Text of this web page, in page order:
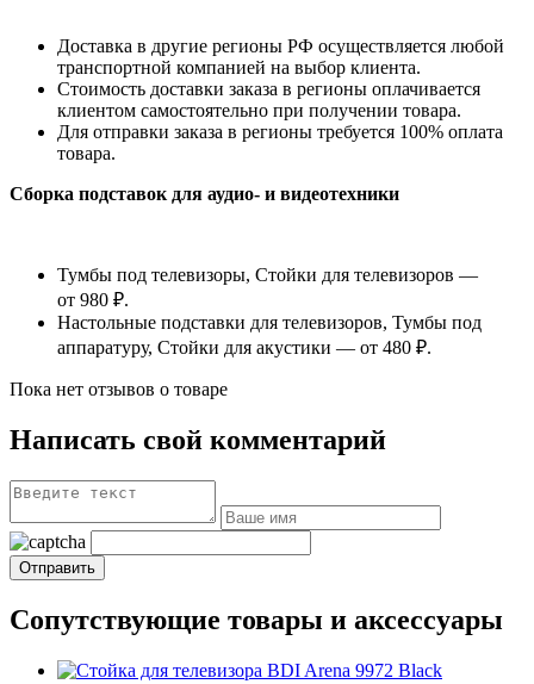
Доставка в другие регионы РФ осуществляется любой
транспортной компанией на выбор клиента.
Стоимость доставки заказа в регионы оплачивается
клиентом самостоятельно при получении товара.
Для отправки заказа в регионы требуется 100% оплата
товара.
Сборка подставок для аудио- и видеотехники
Тумбы под телевизоры, Стойки для телевизоров —
от 980 ₽.
Настольные подставки для телевизоров, Тумбы под
аппаратуру, Стойки для акустики — от 480 ₽.
Пока нет отзывов о товаре
Написать свой комментарий
Сопутствующие товары и аксессуары